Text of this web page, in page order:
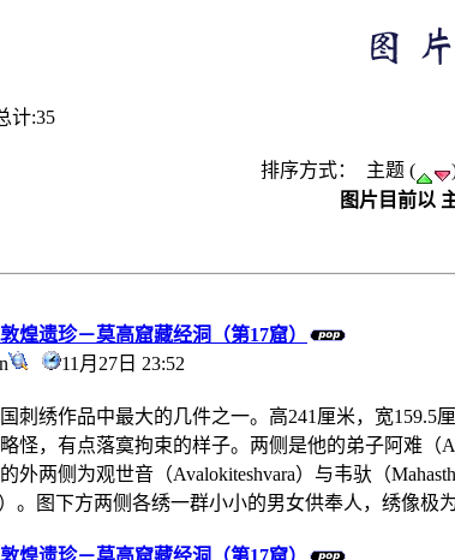
计:35
排序方式： 主题 (
图片目前以
煌遗珍－莫高窟藏经洞（第17窟）
11月27日 23:52
刺绣作品中最大的几件之一。高241厘米，宽
怪，有点落寞拘束的样子。两侧是他的弟子阿难
外两侧为观世音（Avalokiteshvara）与韦驮（
）。图下方两侧各绣一群小小的男女供奉人，绣像
煌遗珍－莫高窟藏经洞（第17窟）